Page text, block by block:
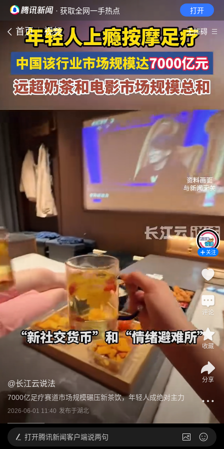
· 获取全网一手热点 打开
首页 视频 无障碍
@长江云说法
7000亿足疗赛道市场规模碾压新茶饮，年轻人成绝对主力
2026-06-01 11:40 发布于湖北
关注
评论
收藏
分享
打开腾讯新闻客户端说两句